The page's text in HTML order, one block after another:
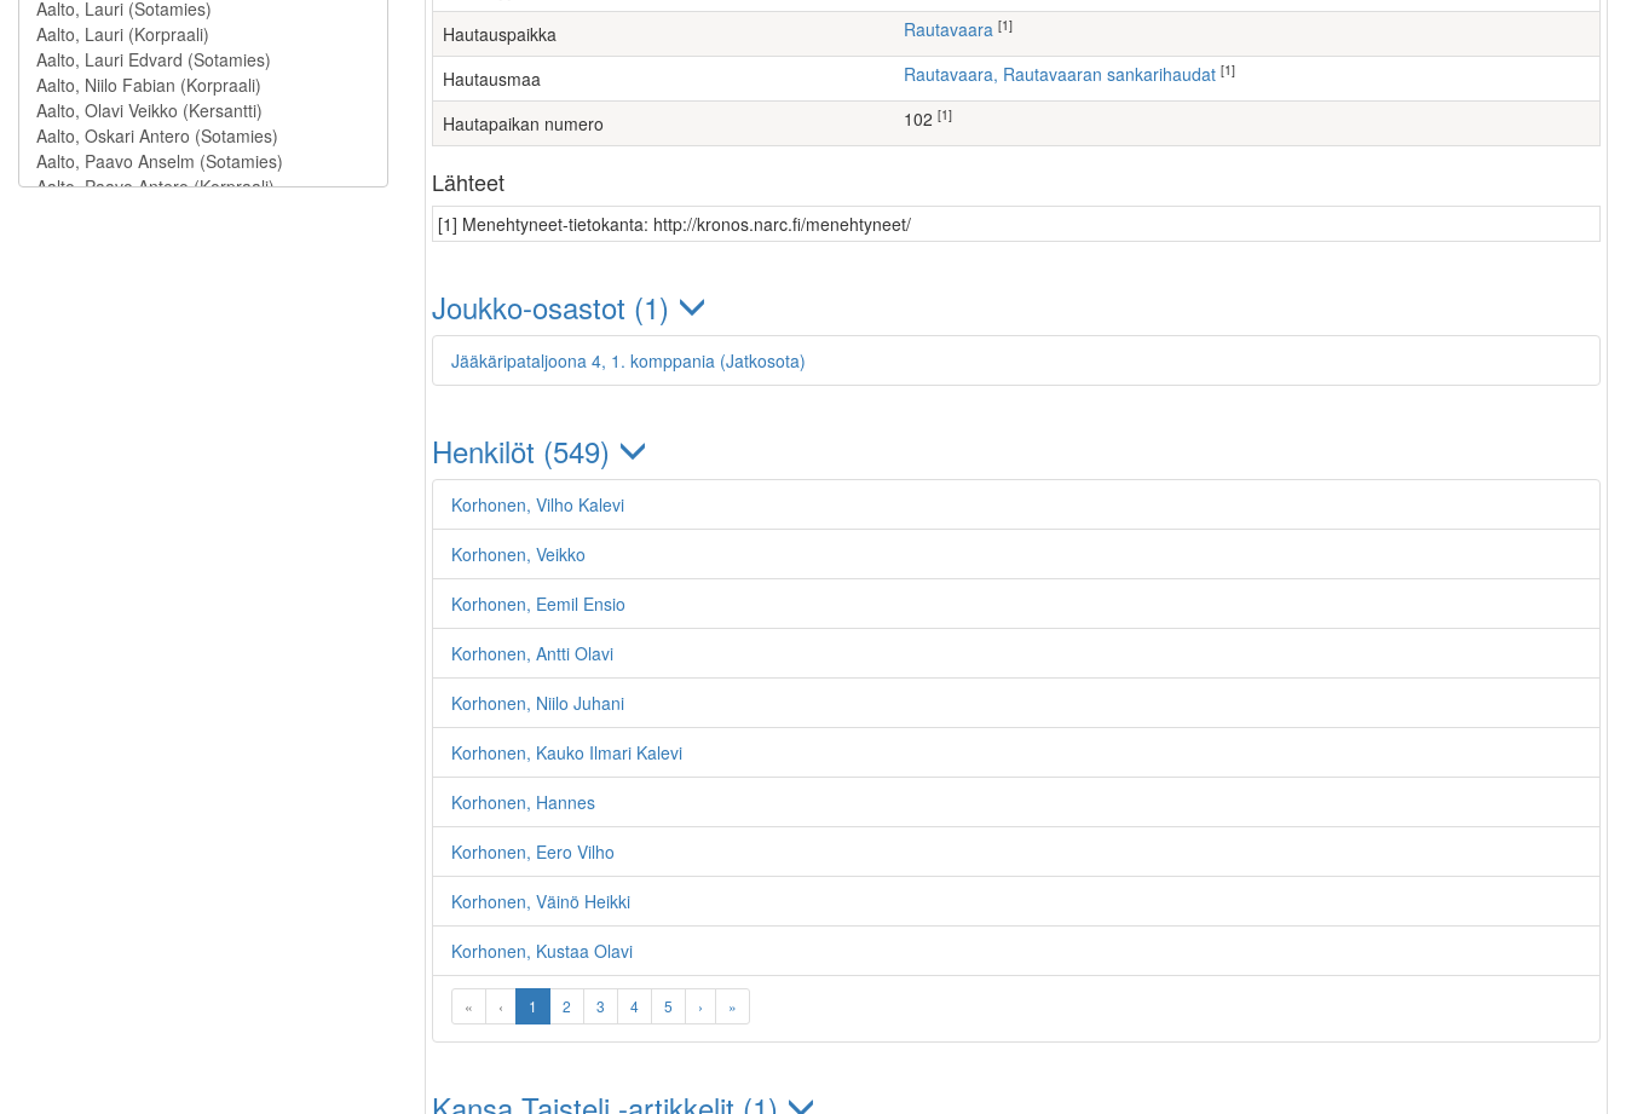
Hautauspaikka Rautavaara [1]
Hautausmaa Rautavaara, Rautavaaran sankarihaudat [1]
Hautapaikan numero 102 [1]
Lähteet
[1] Menehtyneet-tietokanta: http://kronos.narc.fi/menehtyneet/
Joukko-osastot (1)
Jääkäripataljoona 4, 1. komppania (Jatkosota)
Henkilöt (549)
Korhonen, Vilho Kalevi
Korhonen, Veikko
Korhonen, Eemil Ensio
Korhonen, Antti Olavi
Korhonen, Niilo Juhani
Korhonen, Kauko Ilmari Kalevi
Korhonen, Hannes
Korhonen, Eero Vilho
Korhonen, Väinö Heikki
Korhonen, Kustaa Olavi
« ‹ 1 2 3 4 5 › »